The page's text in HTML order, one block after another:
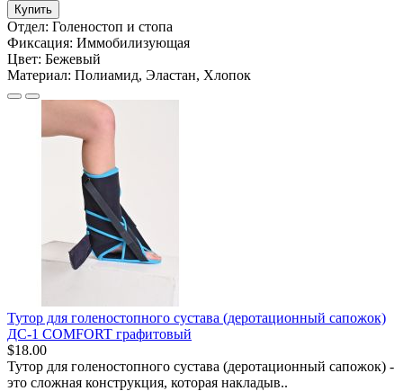
Купить
Отдел: Голеностоп и стопа
Фиксация: Иммобилизующая
Цвет: Бежевый
Материал: Полиамид, Эластан, Хлопок
Тутор для голеностопного сустава (деротационный сапожок)
ДС-1 COMFORT графитовый
$18.00
Тутор для голеностопного сустава (деротационный сапожок) -
это сложная конструкция, которая накладыв..